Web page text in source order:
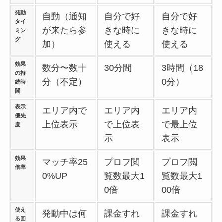
発動
タイ
ミン
グ
自動（通知
が来たら参
加）
自分で好
きな時に
使える
自分で好
きな時に
使える
効果
の持
続時
間
数分〜数十
分（不定）
30分間
3時間（18
0分）
表示
優先
度
エリア内で
上位表示
エリア内
で上位表
示
エリア内
で最上位
表示
効果
倍率
マッチ率25
0%UP
プロフ閲
覧数最大1
0倍
プロフ閲
覧数最大1
00倍
使え
る回
発動中は何 課金すれ 課金すれ